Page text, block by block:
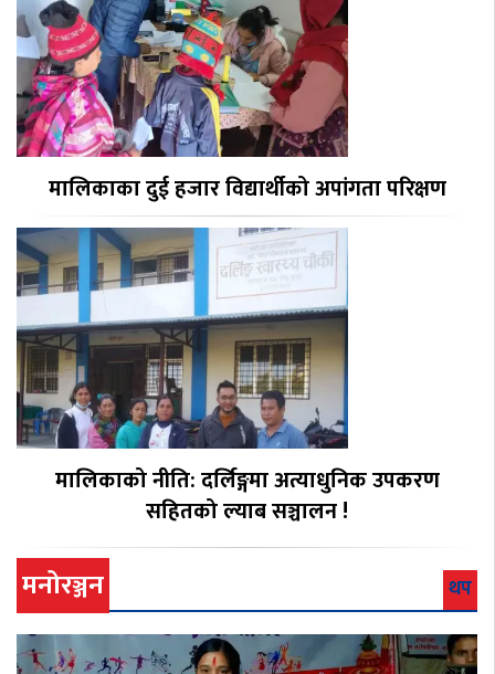
मालिकाका दुई हजार विद्यार्थीको अपांगता परिक्षण
मालिकाको नीति: दर्लिङ्गमा अत्याधुनिक उपकरण
सहितको ल्याब सञ्चालन !
मनोरञ्जन थप